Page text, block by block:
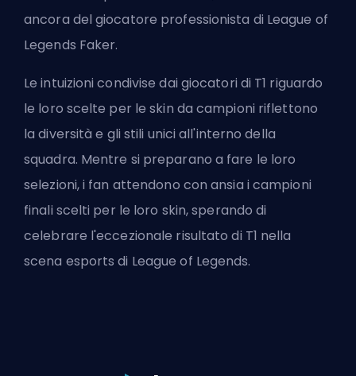
ancora del giocatore professionista di League of
Legends Faker.
Le intuizioni condivise dai giocatori di T1 riguardo
le loro scelte per le skin da campioni riflettono
la diversità e gli stili unici all'interno della
squadra. Mentre si preparano a fare le loro
selezioni, i fan attendono con ansia i campioni
finali scelti per le loro skin, sperando di
celebrare l'eccezionale risultato di T1 nella
scena esports di League of Legends.